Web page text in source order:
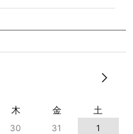
木 金 土
30 31
1